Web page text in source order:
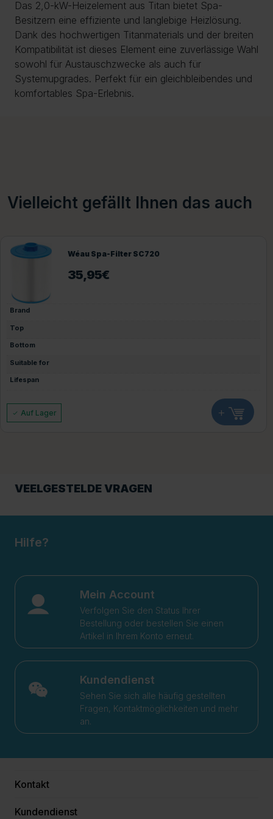
Das 2,0-kW-Heizelement aus Titan bietet Spa-
Besitzern eine effiziente und langlebige Heizlösung.
Dank des hochwertigen Titanmaterials und der breiten
Kompatibilität ist dieses Element eine zuverlässige Wahl
sowohl für Austauschzwecke als auch für
Systemupgrades. Perfekt für ein gleichbleibendes und
komfortables Spa-Erlebnis.
Vielleicht gefällt Ihnen das auch
Wéau Spa-Filter SC720
35,95€
Brand
Top
Bottom
Suitable for
Lifespan
Auf Lager +
VEELGESTELDE VRAGEN
Hilfe?
Mein Account
Verfolgen Sie den Status Ihrer
Bestellung oder bestellen Sie einen
Artikel in Ihrem Konto erneut.
Kundendienst
Sehen Sie sich alle häufig gestellten
Fragen, Kontaktmöglichkeiten und mehr
an.
Kontakt
Kundendienst